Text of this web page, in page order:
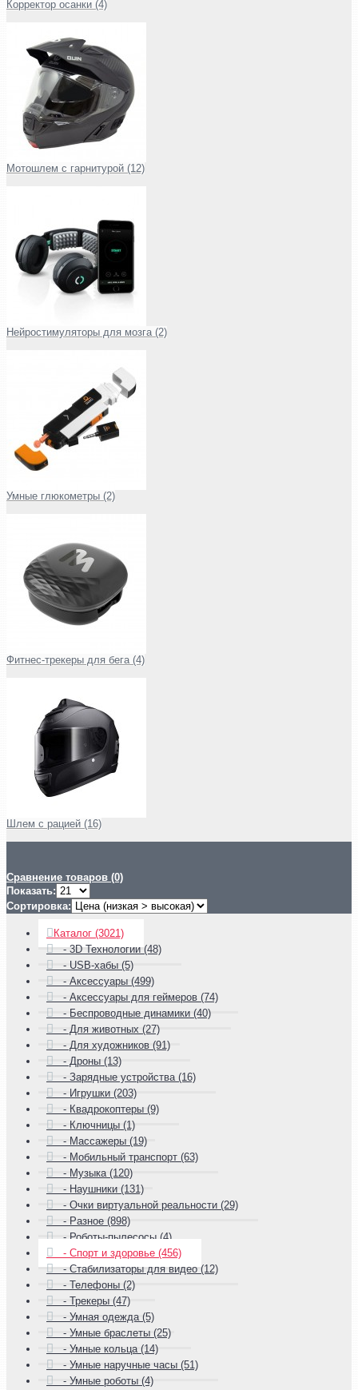
Корректор осанки (4)
Мотошлем с гарнитурой (12)
Нейростимуляторы для мозга (2)
Умные глюкометры (2)
Фитнес-трекеры для бега (4)
Шлем с рацией (16)
Сравнение товаров (0)
Показать:
Сортировка:
Каталог (3021)
- 3D Технологии (48)
- USB-хабы (5)
- Аксессуары (499)
- Аксессуары для геймеров (74)
- Беспроводные динамики (40)
- Для животных (27)
- Для художников (91)
- Дроны (13)
- Зарядные устройства (16)
- Игрушки (203)
- Квадрокоптеры (9)
- Ключницы (1)
- Массажеры (19)
- Мобильный транспорт (63)
- Музыка (120)
- Наушники (131)
- Очки виртуальной реальности (29)
- Разное (898)
- Роботы-пылесосы (4)
- Спорт и здоровье (456)
- Стабилизаторы для видео (12)
- Телефоны (2)
- Трекеры (47)
- Умная одежда (5)
- Умные браслеты (25)
- Умные кольца (14)
- Умные наручные часы (51)
- Умные роботы (4)